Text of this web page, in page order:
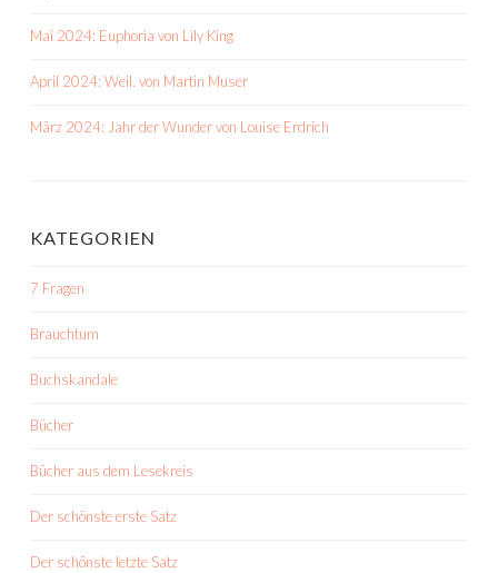
Mai 2024: Euphoria von Lily King
April 2024: Weil. von Martin Muser
März 2024: Jahr der Wunder von Louise Erdrich
KATEGORIEN
7 Fragen
Brauchtum
Buchskandale
Bücher
Bücher aus dem Lesekreis
Der schönste erste Satz
Der schönste letzte Satz